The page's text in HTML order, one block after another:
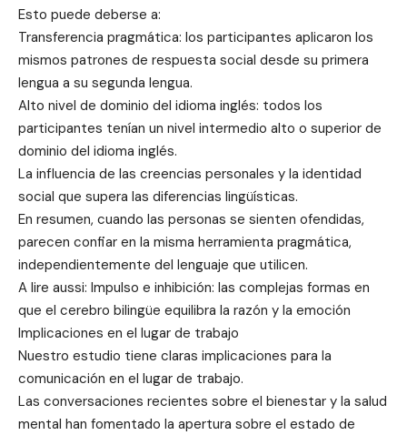
Esto puede deberse a:
Transferencia pragmática: los participantes aplicaron los
mismos patrones de respuesta social desde su primera
lengua a su segunda lengua.
Alto nivel de dominio del idioma inglés: todos los
participantes tenían un nivel intermedio alto o superior de
dominio del idioma inglés.
La influencia de las creencias personales y la identidad
social que supera las diferencias lingüísticas.
En resumen, cuando las personas se sienten ofendidas,
parecen confiar en la misma herramienta pragmática,
independientemente del lenguaje que utilicen.
A lire aussi: Impulso e inhibición: las complejas formas en
que el cerebro bilingüe equilibra la razón y la emoción
Implicaciones en el lugar de trabajo
Nuestro estudio tiene claras implicaciones para la
comunicación en el lugar de trabajo.
Las conversaciones recientes sobre el bienestar y la salud
mental han fomentado la apertura sobre el estado de